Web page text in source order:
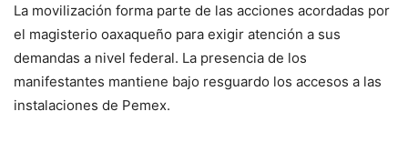
La movilización forma parte de las acciones acordadas por
el magisterio oaxaqueño para exigir atención a sus
demandas a nivel federal. La presencia de los
manifestantes mantiene bajo resguardo los accesos a las
instalaciones de Pemex.